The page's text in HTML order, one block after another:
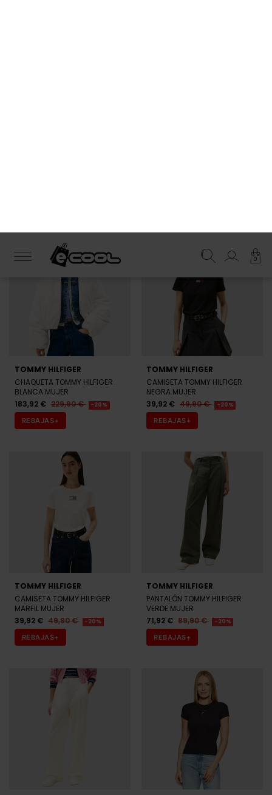
TOMMY HILFIGER
BLANCA MUJER
183,92 € 229,90 € -20%
REBAJAS+
TOMMY HILFIGER
NEGRA MUJER
39,92 € 49,90 € -20%
REBAJAS+
TOMMY HILFIGER
MARFIL MUJER
39,92 € 49,90 € -20%
REBAJAS+
TOMMY HILFIGER
VERDE MUJER
71,92 € 89,90 € -20%
REBAJAS+
TOMMY HILFIGER
TOMMY HILFIGER